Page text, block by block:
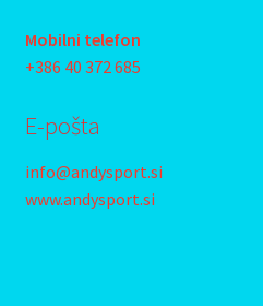
Mobilni telefon
+386 40 372 685
E-pošta
info@andysport.si
www.andysport.si